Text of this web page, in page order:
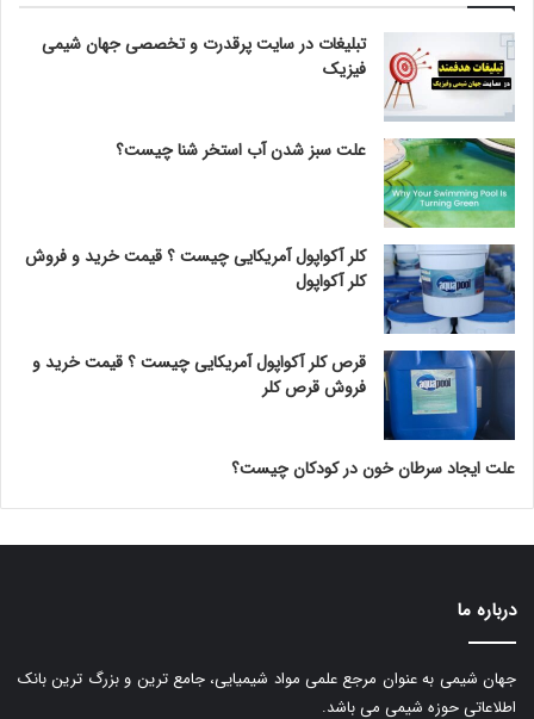
تبلیغات در سایت پرقدرت و تخصصی جهان شیمی
فیزیک
علت سبز شدن آب استخر شنا چیست؟
کلر آکواپول آمریکایی چیست ؟ قیمت خرید و فروش
کلر آکواپول
قرص کلر آکواپول آمریکایی چیست ؟ قیمت خرید و
فروش قرص کلر
علت ایجاد سرطان خون در کودکان چیست؟
درباره ما
جهان شیمی به عنوان مرجع علمی مواد شیمیایی، جامع ترین و بزرگ ترین بانک
اطلاعاتی حوزه شیمی می باشد.